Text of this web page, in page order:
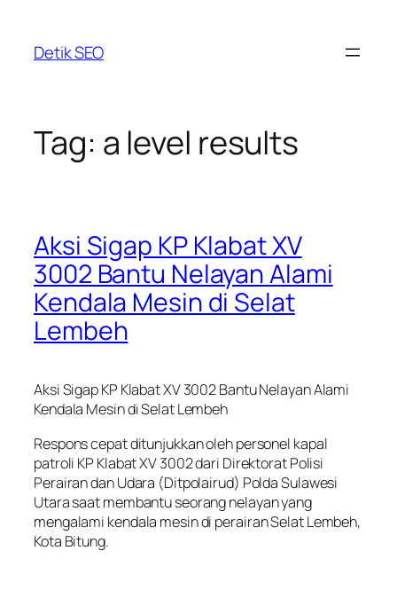
content
Detik SEO
Tag: a level results
Aksi Sigap KP Klabat XV
3002 Bantu Nelayan Alami
Kendala Mesin di Selat
Lembeh
Aksi Sigap KP Klabat XV 3002 Bantu Nelayan Alami
Kendala Mesin di Selat Lembeh
Respons cepat ditunjukkan oleh personel kapal
patroli KP Klabat XV 3002 dari Direktorat Polisi
Perairan dan Udara (Ditpolairud) Polda Sulawesi
Utara saat membantu seorang nelayan yang
mengalami kendala mesin di perairan Selat Lembeh,
Kota Bitung.